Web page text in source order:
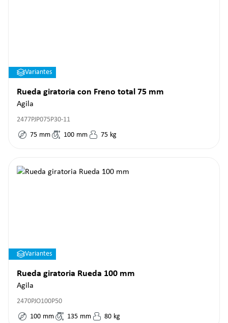
Variantes
Rueda giratoria con Freno total 75 mm
Agila
2477PJP075P30-11
75 mm 100 mm 75 kg
Variantes
Rueda giratoria Rueda 100 mm
Agila
2470PJO100P50
100 mm 135 mm 80 kg